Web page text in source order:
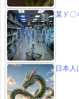
某ド〇
日本人